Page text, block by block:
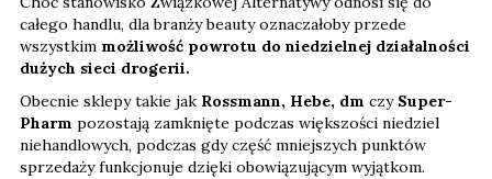
całego handlu, dla branży beauty oznaczałoby przede
wszystkim możliwość powrotu do niedzielnej działalności
dużych sieci drogerii.
Obecnie sklepy takie jak Rossmann, Hebe, dm czy Super-
Pharm pozostają zamknięte podczas większości niedziel
niehandlowych, podczas gdy część mniejszych punktów
sprzedaży funkcjonuje dzięki obowiązującym wyjątkom.